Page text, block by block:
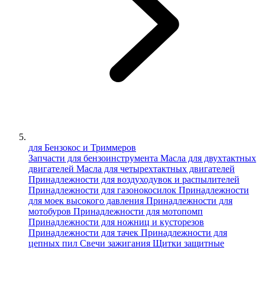
для Бензокос и Триммеров
Запчасти для бензоинструмента Масла для двухтактных
двигателей Масла для четырехтактных двигателей
Принадлежности для воздуходувок и распылителей
Принадлежности для газонокосилок Принадлежности
для моек высокого давления Принадлежности для
мотобуров Принадлежности для мотопомп
Принадлежности для ножниц и кусторезов
Принадлежности для тачек Принадлежности для
цепных пил Свечи зажигания Щитки защитные